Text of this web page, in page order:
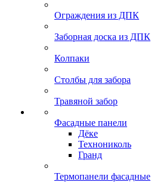
Ограждения из ДПК
Заборная доска из ДПК
Колпаки
Столбы для забора
Травяной забор
Фасадные панели
Дёке
Технониколь
Гранд
Термопанели фасадные